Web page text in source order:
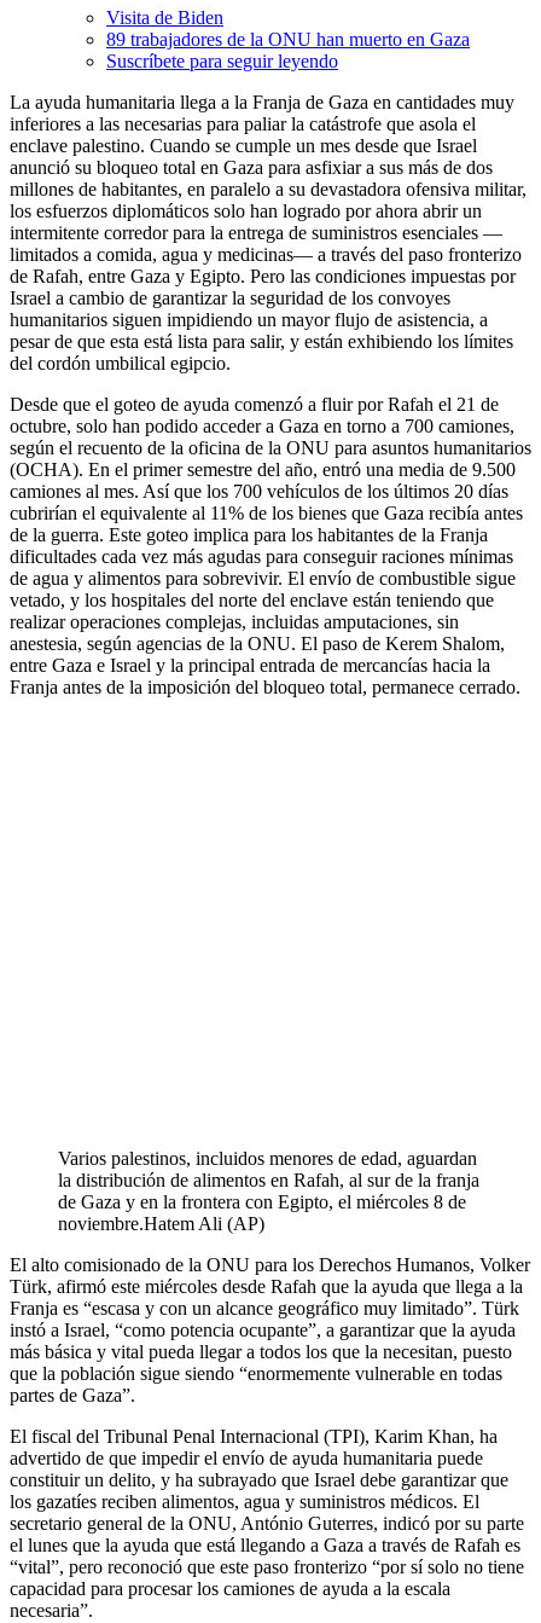
Visita de Biden
89 trabajadores de la ONU han muerto en Gaza
Suscríbete para seguir leyendo
La ayuda humanitaria llega a la Franja de Gaza en cantidades muy
inferiores a las necesarias para paliar la catástrofe que asola el
enclave palestino. Cuando se cumple un mes desde que Israel
anunció su bloqueo total en Gaza para asfixiar a sus más de dos
millones de habitantes, en paralelo a su devastadora ofensiva militar,
los esfuerzos diplomáticos solo han logrado por ahora abrir un
intermitente corredor para la entrega de suministros esenciales —
limitados a comida, agua y medicinas— a través del paso fronterizo
de Rafah, entre Gaza y Egipto. Pero las condiciones impuestas por
Israel a cambio de garantizar la seguridad de los convoyes
humanitarios siguen impidiendo un mayor flujo de asistencia, a
pesar de que esta está lista para salir, y están exhibiendo los límites
del cordón umbilical egipcio.
Desde que el goteo de ayuda comenzó a fluir por Rafah el 21 de
octubre, solo han podido acceder a Gaza en torno a 700 camiones,
según el recuento de la oficina de la ONU para asuntos humanitarios
(OCHA). En el primer semestre del año, entró una media de 9.500
camiones al mes. Así que los 700 vehículos de los últimos 20 días
cubrirían el equivalente al 11% de los bienes que Gaza recibía antes
de la guerra. Este goteo implica para los habitantes de la Franja
dificultades cada vez más agudas para conseguir raciones mínimas
de agua y alimentos para sobrevivir. El envío de combustible sigue
vetado, y los hospitales del norte del enclave están teniendo que
realizar operaciones complejas, incluidas amputaciones, sin
anestesia, según agencias de la ONU. El paso de Kerem Shalom,
entre Gaza e Israel y la principal entrada de mercancías hacia la
Franja antes de la imposición del bloqueo total, permanece cerrado.
Varios palestinos, incluidos menores de edad, aguardan
la distribución de alimentos en Rafah, al sur de la franja
de Gaza y en la frontera con Egipto, el miércoles 8 de
noviembre.Hatem Ali (AP)
El alto comisionado de la ONU para los Derechos Humanos, Volker
Türk, afirmó este miércoles desde Rafah que la ayuda que llega a la
Franja es “escasa y con un alcance geográfico muy limitado”. Türk
instó a Israel, “como potencia ocupante”, a garantizar que la ayuda
más básica y vital pueda llegar a todos los que la necesitan, puesto
que la población sigue siendo “enormemente vulnerable en todas
partes de Gaza”.
El fiscal del Tribunal Penal Internacional (TPI), Karim Khan, ha
advertido de que impedir el envío de ayuda humanitaria puede
constituir un delito, y ha subrayado que Israel debe garantizar que
los gazatíes reciben alimentos, agua y suministros médicos. El
secretario general de la ONU, António Guterres, indicó por su parte
el lunes que la ayuda que está llegando a Gaza a través de Rafah es
“vital”, pero reconoció que este paso fronterizo “por sí solo no tiene
capacidad para procesar los camiones de ayuda a la escala
necesaria”.